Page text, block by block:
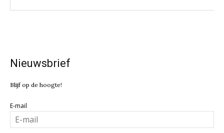
Nieuwsbrief
Blijf op de hoogte!
E-mail